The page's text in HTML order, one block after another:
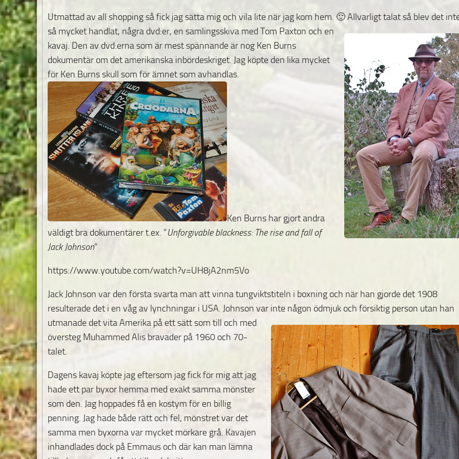
Utmattad av all shopping så fick jag sätta mig och vila lite när jag kom hem. 🙂 Allvarligt talat så blev det
så mycket handlat, några dvd:er, en samlingsskiva med Tom Paxton och en
kavaj. Den av dvd:erna som är mest spännande är nog Ken Burns
dokumentär om det amerikanska inbördeskriget. Jag köpte den lika mycket
för Ken Burns skull som för ämnet som avhandlas.
Ken Burns har gjort andra
väldigt bra dokumentärer t.ex. ”Unforgivable blackness: The rise and fall of
Jack Johnson”
https://www.youtube.com/watch?v=UH8jA2nm5Vo
Jack Johnson var den första svarta man att vinna tungviktstiteln i boxning och när han gjorde det 1908
resulterade det i en våg av lynchningar i USA. Johnson var inte någon ödmjuk och försiktig person utan han
utmanade det vita Amerika på ett sätt som till och med
översteg Muhammed Alis bravader på 1960 och 70-
talet.
Dagens kavaj köpte jag eftersom jag fick för mig att jag
hade ett par byxor hemma med exakt samma mönster
som den. Jag hoppades få en kostym för en billig
penning. Jag hade både rätt och fel, mönstret var det
samma men byxorna var mycket mörkare grå. Kavajen
inhandlades dock på Emmaus och där kan man lämna